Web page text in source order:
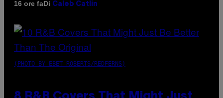
16 ore faDi Caleb Catlin
(PHOTO BY EBET ROBERTS/REDFERNS)